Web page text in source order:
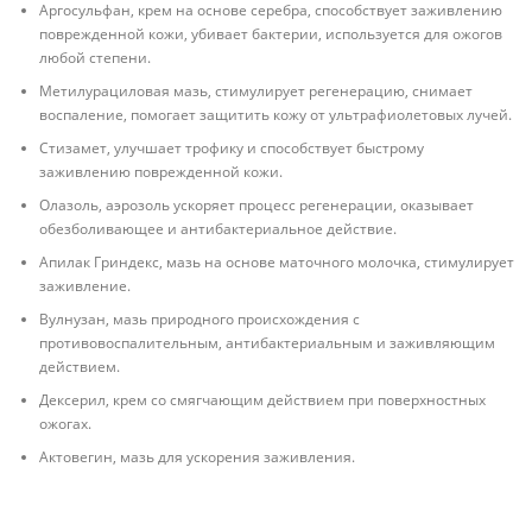
Аргосульфан, крем на основе серебра, способствует заживлению
поврежденной кожи, убивает бактерии, используется для ожогов
любой степени.
Метилурациловая мазь, стимулирует регенерацию, снимает
воспаление, помогает защитить кожу от ультрафиолетовых лучей.
Стизамет, улучшает трофику и способствует быстрому
заживлению поврежденной кожи.
Олазоль, аэрозоль ускоряет процесс регенерации, оказывает
обезболивающее и антибактериальное действие.
Апилак Гриндекс, мазь на основе маточного молочка, стимулирует
заживление.
Вулнузан, мазь природного происхождения с
противовоспалительным, антибактериальным и заживляющим
действием.
Дексерил, крем со смягчающим действием при поверхностных
ожогах.
Актовегин, мазь для ускорения заживления.